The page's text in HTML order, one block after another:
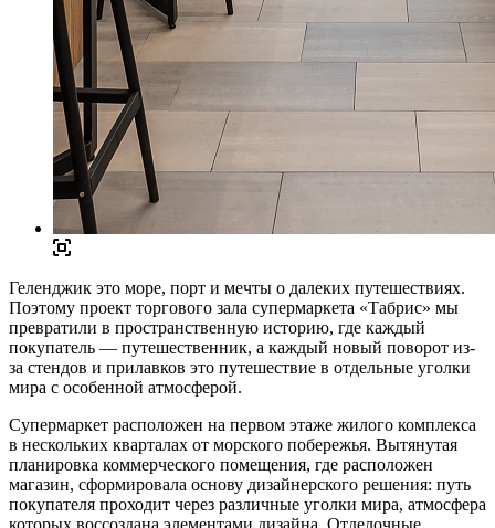
Геленджик это море, порт и мечты о далеких путешествиях.
Поэтому проект торгового зала супермаркета «Табрис» мы
превратили в пространственную историю, где каждый
покупатель — путешественник, а каждый новый поворот из-
за стендов и прилавков это путешествие в отдельные уголки
мира с особенной атмосферой.
Супермаркет расположен на первом этаже жилого комплекса
в нескольких кварталах от морского побережья. Вытянутая
планировка коммерческого помещения, где расположен
магазин, сформировала основу дизайнерского решения: путь
покупателя проходит через различные уголки мира, атмосфера
которых воссоздана элементами дизайна. Отделочные